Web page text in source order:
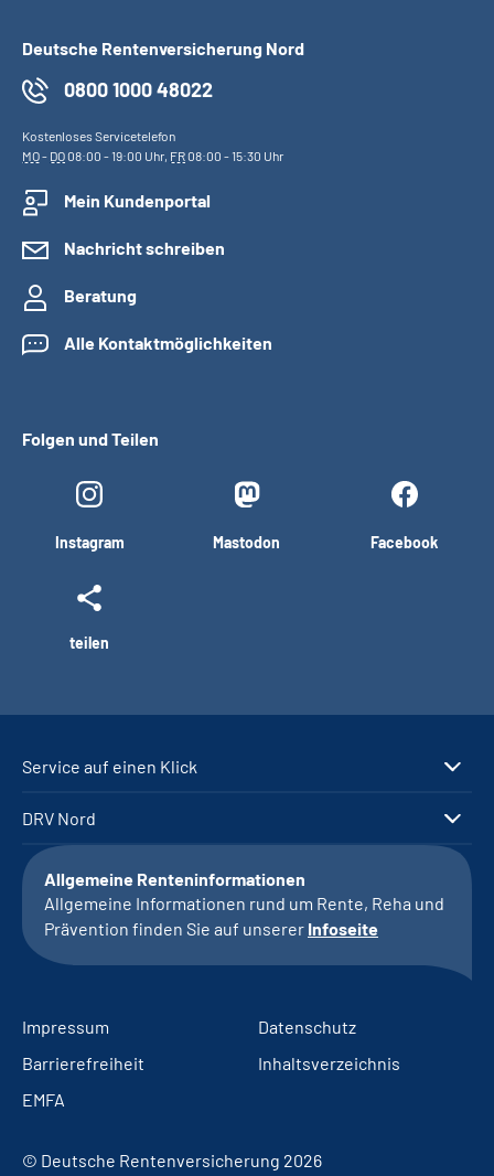
Deutsche Rentenversicherung Nord
0800 1000 48022
Kostenloses Servicetelefon
MO- DO08:00 - 19:00 Uhr, FR08:00 - 15:30 Uhr
Mein Kundenportal
Nachricht schreiben
Beratung
Alle Kontaktmöglichkeiten
Folgen und Teilen
Instagram Mastodon Facebook
teilen
Service auf einen Klick
DRV Nord
Allgemeine Renteninformationen
Allgemeine Informationen rund um Rente, Reha und
Prävention finden Sie auf unserer Infoseite
Impressum
Datenschutz
Barrierefreiheit
Inhaltsverzeichnis
EMFA
© Deutsche Rentenversicherung 2026